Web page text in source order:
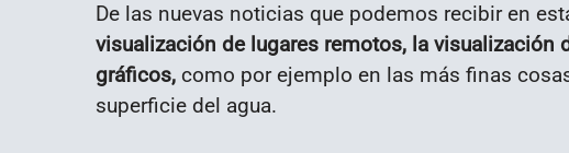
De las nuevas noticias que podemos recibir en
visualización de lugares remotos, la visualización
gráficos, como por ejemplo en las más finas
superficie del agua.